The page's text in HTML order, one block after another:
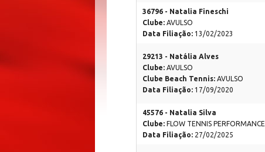
36796 - Natalia Fineschi
Clube: AVULSO
Data Filiação: 13/02/2023
29213 - Natália Alves
Clube: AVULSO
Clube Beach Tennis: AVULSO
Data Filiação: 17/09/2020
45576 - Natalia Silva
Clube: FLOW TENNIS PERFORMANCE
Data Filiação: 27/02/2025